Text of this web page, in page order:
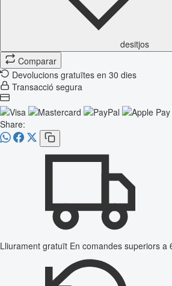
desitjos
Comparar
Devolucions gratuïtes en 30 dies
Transacció segura
Share:
Lliurament gratuït En comandes superiors a